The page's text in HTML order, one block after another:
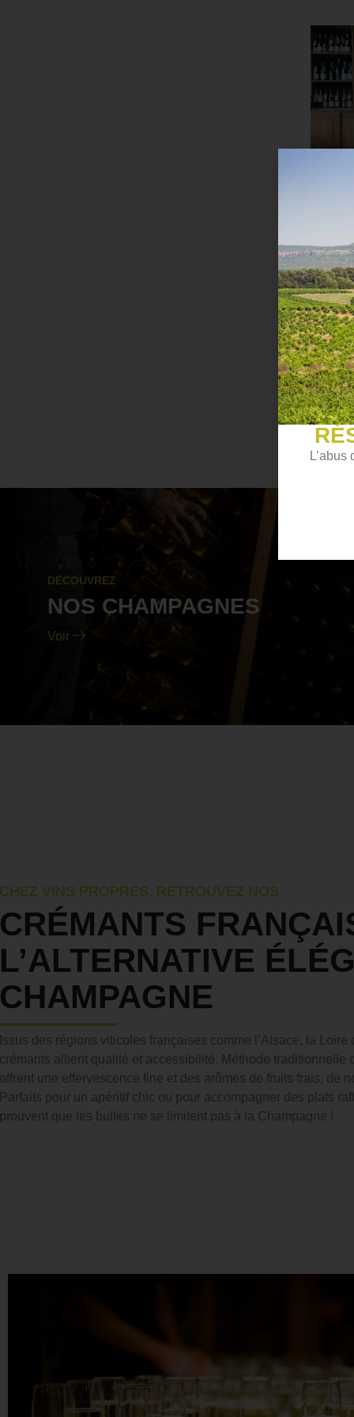
DÉCOUVREZ
NOS CHAMPAGNES
Voir
CHEZ VINS PROPRES, RETROUVEZ NOS
CRÉMANTS
L’ALTERNATIVE
CHAMPAGNE
Issus des régions viticoles françaises comme l’Alsace, la
crémants allient qualité et accessibilité. Méthode traditionnelle
offrent une effervescence fine et des arômes de fruits frais, de
Parfaits pour un apéritif chic ou pour accompagner des plats
prouvent que les bulles ne se limitent pas à la Champagne !